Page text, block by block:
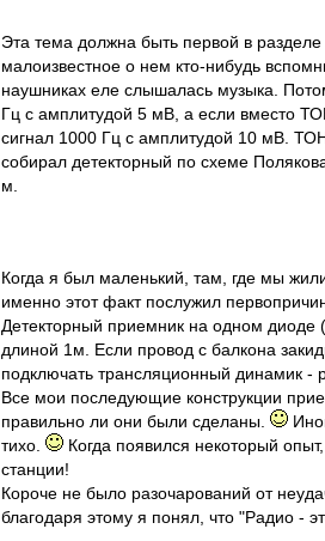
Эта тема должна быть первой в
малоизвестное о нем кто-нибудь
наушниках еле слышалась музыка.
Гц с амплитудой 5 мВ, а если вместо
сигнал 1000 Гц с амплитудой 10 мВ.
собирал детекторный по схеме
м.
Когда я был маленький, там, где мы
именно этот факт послужил
Детекторный приемник на одном диоде
длиной 1м. Если провод с балкона
подключать трансляционный динамик -
Все мои последующие конструкции
правильно ли они были сделаны.
тихо.
Когда появился некоторый
станции!
Короче не было разочарований от
благодаря этому я понял, что "Радио -